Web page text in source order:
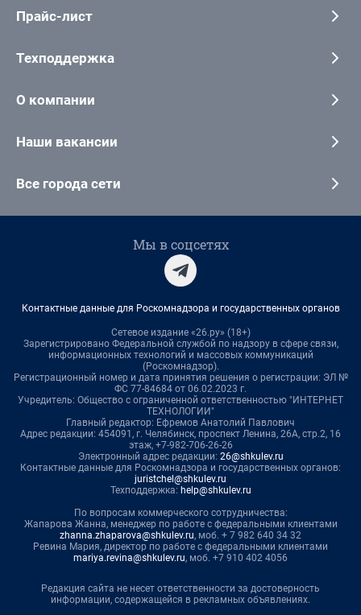
Прайс-лист
Техподдержка
О компании
Наши вакансии
Все города сети
Мы в соцсетях
Контактные данные для Роскомнадзора и государственных органов
Сетевое издание «26.ру» (18+)
Зарегистрировано Федеральной службой по надзору в сфере связи,
информационных технологий и массовых коммуникаций
(Роскомнадзор).
Регистрационный номер и дата принятия решения о регистрации: ЭЛ №
ФС 77-84684 от 06.02.2023 г.
Учредитель: Общество с ограниченной ответственностью "ИНТЕРНЕТ
ТЕХНОЛОГИИ"
Главный редактор: Ефремов Анатолий Павлович
Адрес редакции: 454091, г. Челябинск, проспект Ленина, 26А, стр.2, 16
этаж, +7-982-706-26-26
Электронный адрес редакции: 26@shkulev.ru
Контактные данные для Роскомнадзора и государственных органов:
juristchel@shkulev.ru
Техподдержка: help@shkulev.ru
По вопросам коммерческого сотрудничества:
Жапарова Жанна, менеджер по работе с федеральными клиентами
zhanna.zhaparova@shkulev.ru, моб. + 7 982 640 34 32
Ревина Мария, директор по работе с федеральными клиентами
mariya.revina@shkulev.ru, моб. +7 910 402 4056
Редакция сайта не несет ответственности за достоверность
информации, содержащейся в рекламных объявлениях.